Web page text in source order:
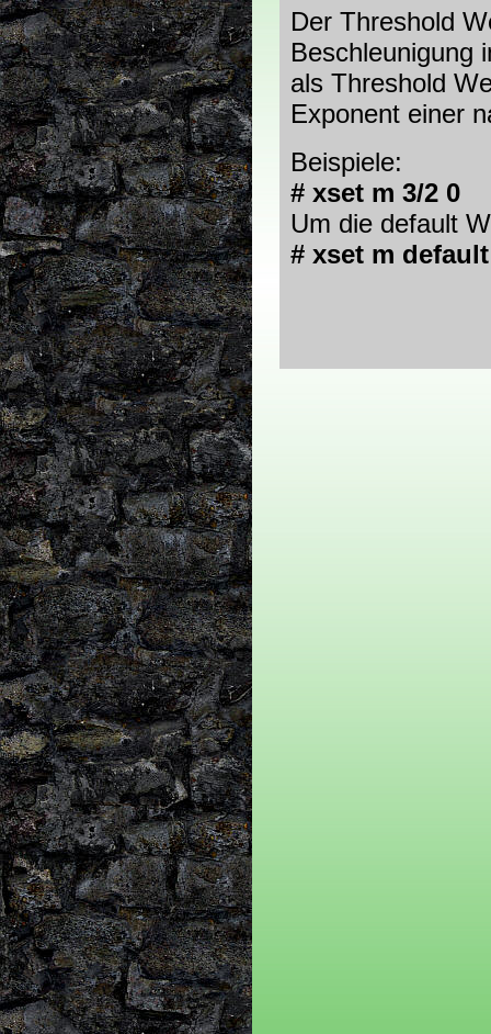
Der Threshold
Beschleunigung
als Threshold
Exponent einer
Beispiele:
# xset m 3/2 0
Um die default
# xset m default